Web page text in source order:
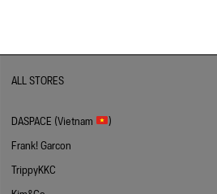
ALL STORES
DASPACE (Vietnam
)
Frank! Garcon
TrippyKKC